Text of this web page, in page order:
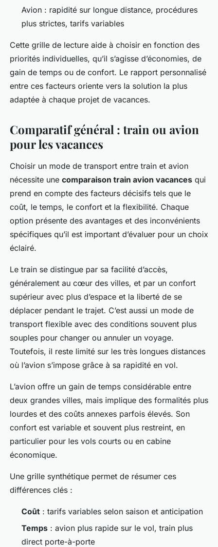
Avion : rapidité sur longue distance, procédures
plus strictes, tarifs variables
Cette grille de lecture aide à choisir en fonction des
priorités individuelles, qu’il s’agisse d’économies, de
gain de temps ou de confort. Le rapport personnalisé
entre ces facteurs oriente vers la solution la plus
adaptée à chaque projet de vacances.
Comparatif général : train ou avion
pour les vacances
Choisir un mode de transport entre train et avion
nécessite une comparaison train avion vacances qui
prend en compte des facteurs décisifs tels que le
coût, le temps, le confort et la flexibilité. Chaque
option présente des avantages et des inconvénients
spécifiques qu’il est important d’évaluer pour un choix
éclairé.
Le train se distingue par sa facilité d’accès,
généralement au cœur des villes, et par un confort
supérieur avec plus d’espace et la liberté de se
déplacer pendant le trajet. C’est aussi un mode de
transport flexible avec des conditions souvent plus
souples pour changer ou annuler un voyage.
Toutefois, il reste limité sur les très longues distances
où l’avion s’impose grâce à sa rapidité en vol.
L’avion offre un gain de temps considérable entre
deux grandes villes, mais implique des formalités plus
lourdes et des coûts annexes parfois élevés. Son
confort est variable et souvent plus restreint, en
particulier pour les vols courts ou en cabine
économique.
Une grille synthétique permet de résumer ces
différences clés :
Coût : tarifs variables selon saison et anticipation
Temps : avion plus rapide sur le vol, train plus
direct porte-à-porte